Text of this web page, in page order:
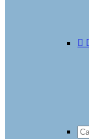
